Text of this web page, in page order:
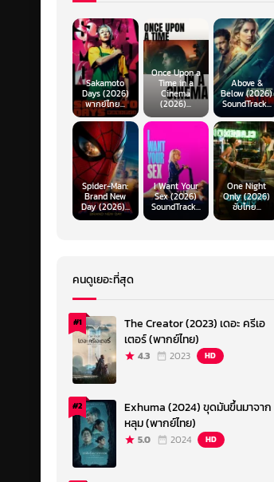
Sakamoto
Days (2026)
พากย์ไทย...
Once Upon a
Time in a
Cinema
(2026)...
Above &
Below (2026)
SoundTrack...
Spider-Man:
Brand New
Day (2026)...
I Want Your
Sex (2026)
SoundTrack...
One Night
Only (2026)
ซับไทย...
คนดูเยอะที่สุด
#1
The Creator (2023) เดอะ ครีเอ
เตอร์ (พากย์ไทย)
4.3 2023 HD
#2
Exhuma (2024) ขุดมันขึ้นมาจาก
หลุม (พากย์ไทย)
5.0 2024 HD